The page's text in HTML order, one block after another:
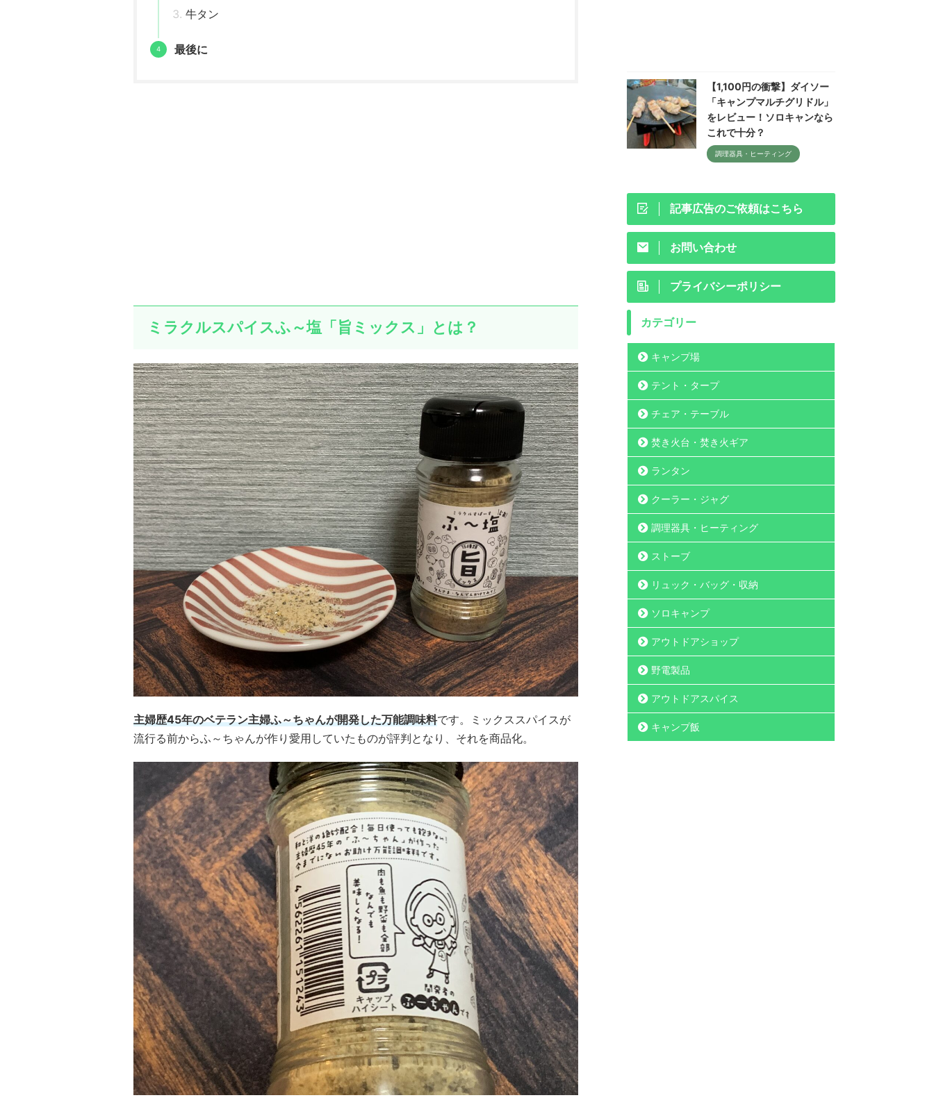
牛タン
最後に
ミラクルスパイスふ～塩「旨ミックス」とは？
主婦歴45年のベテラン主婦ふ～ちゃんが開発した万能調味料です。ミックススパイスが
流行る前からふ～ちゃんが作り愛用していたものが評判となり、それを商品化。
【1,100円の衝撃】ダイソー
「キャンプマルチグリドル」
をレビュー！ソロキャンなら
これで十分？
調理器具・ヒーティング
記事広告のご依頼はこちら
お問い合わせ
プライバシーポリシー
カテゴリー
キャンプ場
テント・タープ
チェア・テーブル
焚き火台・焚き火ギア
ランタン
クーラー・ジャグ
調理器具・ヒーティング
ストーブ
リュック・バッグ・収納
ソロキャンプ
アウトドアショップ
野電製品
アウトドアスパイス
キャンプ飯